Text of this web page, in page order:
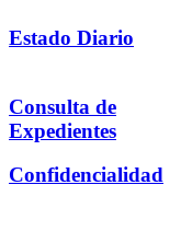
Estado Diario
Consulta de
Expedientes
Confidencialidad